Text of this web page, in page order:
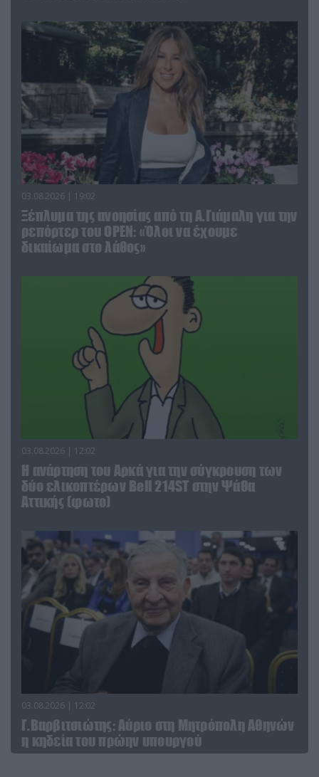
03.08.2026 | 19:02
Ξέπλυμα της ανοησίας από τη Α.Γιάμαλη για την
ρεπόρτερ του ΟΡΕΝ: «Όλοι να έχουμε
δικαίωμα στο λάθος»
03.08.2026 | 12:02
Η ανάρτηση του Αρκά για την σύγκρουση των
δύο ελικοπτέρων Bell 214ST στην Ψάθα
Αττικής (φωτο)
03.08.2026 | 12:02
Γ.Βαρβιτσιώτης: Aύριο στη Μητρόπολη Αθηνών
η κηδεία του πρώην υπουργού